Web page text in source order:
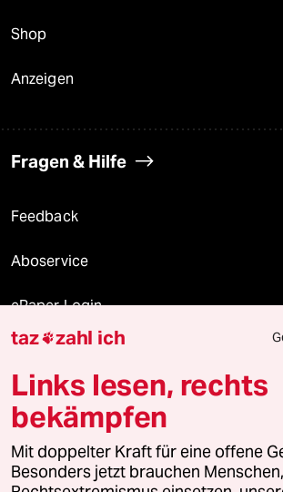
Shop
Anzeigen
Fragen & Hilfe
Feedback
Aboservice
ePaper Login
Downloads für Abonnierende
© 2026 taz Verlags und Vertriebs GmbH
Alle Rechte vorbehalten. Bei rechtlichen Fragen
wenden Sie sich bitte an lizenzen@taz.de
taz zahl ich
Links lesen, rechts
bekämpfen
Mit doppelter Kraft für eine offene
Besonders jetzt brauchen